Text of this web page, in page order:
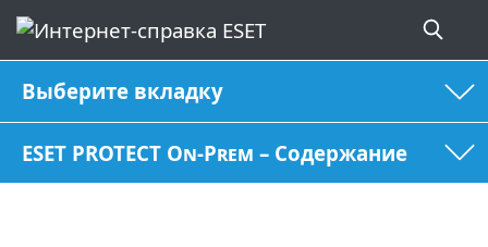
Выберите вкладку
ESET PROTECT On-Prem – Содержание